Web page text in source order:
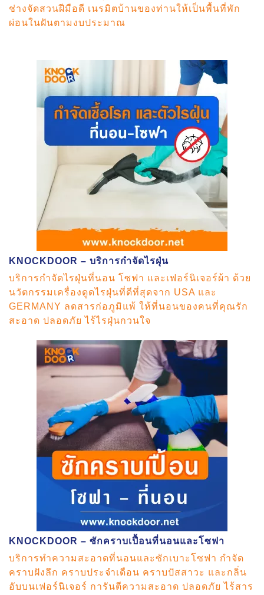
ช่างจัดสวนฝีมือดี เนรมิตบ้านของท่านให้เป็นพื้นที่พัก
ผ่อนในฝันตามงบประมาณ
KNOCKDOOR – บริการกำจัดไรฝุ่น
บริการกำจัดไรฝุ่นที่นอน โซฟา และเฟอร์นิเจอร์ผ้า ด้วย
นวัตกรรมเครื่องดูดไรฝุ่นที่ดีที่สุดจาก USA และ
GERMANY ลดสารก่อภูมิแพ้ ให้ที่นอนของคนที่คุณรัก
สะอาด ปลอดภัย ไร้ไรฝุ่นกวนใจ
KNOCKDOOR – ซักคราบเปื้อนที่นอนและโซฟา
บริการทำความสะอาดที่นอนและซักเบาะโซฟา กำจัด
คราบฝังลึก คราบประจำเดือน คราบปัสสาวะ และกลิ่น
อับบนเฟอร์นิเจอร์ การันตีความสะอาด ปลอดภัย ไร้สาร